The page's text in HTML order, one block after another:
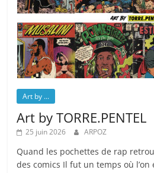
Art by ...
Art by TORRE.PENTEL
25 juin 2026 ARPOZ
Quand les pochettes de rap
des comics Il fut un temps où l’on